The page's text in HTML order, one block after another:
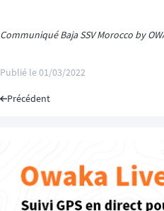
Communiqué Baja SSV Morocco by
Publié le01/03/2022
Précédent